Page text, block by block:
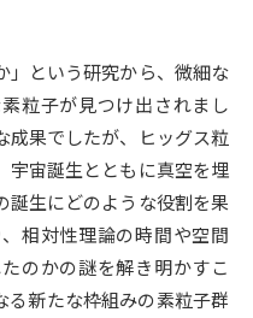
進路の３択
新学年スタート号特集ページ
（高2生用）
」という研究から、微細な
粒子が見つけ出されまし
成果でしたが、ヒッグス粒
宇宙誕生とともに真空を埋
誕生にどのような役割を果
相対性理論の時間や空間
のかの謎を解き明かすこ
る新たな枠組みの素粒子群